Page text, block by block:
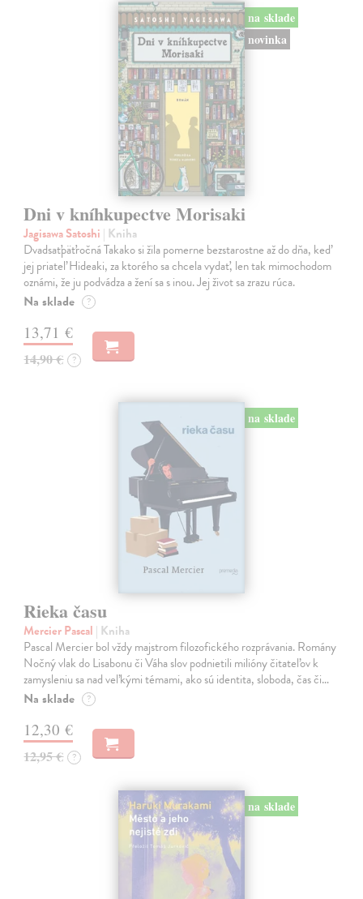
na sklade
novinka
Dni v kníhkupectve Morisaki
Jagisawa Satoshi | Kniha
Dvadsaťpäťročná Takako si žila pomerne bezstarostne až do dňa, keď
jej priateľ Hideaki, za ktorého sa chcela vydať, len tak mimochodom
oznámi, že ju podvádza a žení sa s inou. Jej život sa zrazu rúca.
Na sklade ?
13,71 €
14,90 € ?
na sklade
Rieka času
Mercier Pascal | Kniha
Pascal Mercier bol vždy majstrom filozofického rozprávania. Romány
Nočný vlak do Lisabonu či Váha slov podnietili milióny čitateľov k
zamysleniu sa nad veľkými témami, ako sú identita, sloboda, čas či…
Na sklade ?
12,30 €
12,95 € ?
na sklade